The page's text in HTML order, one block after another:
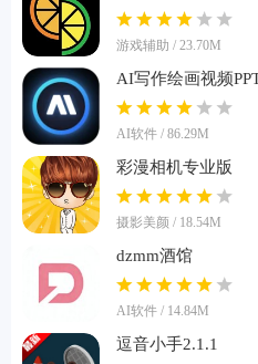
游戏辅助 / 23.70M
AI写作绘画视频
AI软件 / 86.29M
彩漫相机专业版
摄影美颜 / 18.54M
dzmm酒馆
AI软件 / 14.84M
逗音小手2.1.1